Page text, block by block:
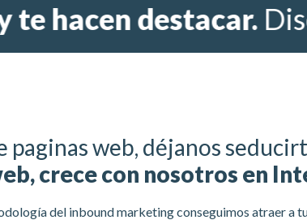
destacar.
paginas web, déjanos
crece con nosotros en
del inbound marketing conseguimos atraer a